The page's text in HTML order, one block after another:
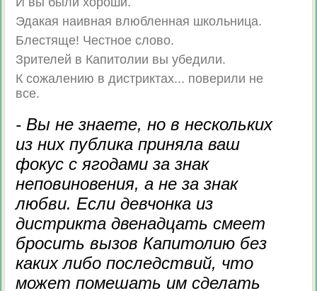
Эдакая наивная влюбленная школьница.
Блестяще! Честное слово.
Зрителей в Капитолии вы убедили.
К сожалению в дистриктах... поверили не
все.
- Вы не знаете, но в нескольких
из них публика приняла ваш
фокус с ягодами за знак
неповиновения, а не за знак
любви. Если девчонка из
дистрикта двенадцать смеет
бросить вызов Капитолию без
каких либо последствий, что
может помешать им сделать